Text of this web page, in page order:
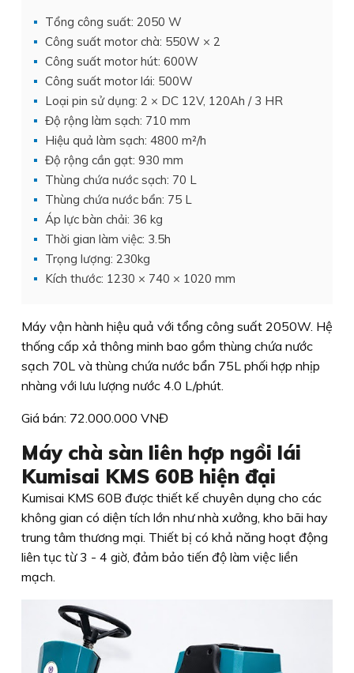
Tổng công suất: 2050 W
Công suất motor chà: 550W × 2
Công suất motor hút: 600W
Công suất motor lái: 500W
Loại pin sử dụng: 2 × DC 12V, 120Ah / 3 HR
Độ rộng làm sạch: 710 mm
Hiệu quả làm sạch: 4800 m²/h
Độ rộng cần gạt: 930 mm
Thùng chứa nước sạch: 70 L
Thùng chứa nước bẩn: 75 L
Áp lực bàn chải: 36 kg
Thời gian làm việc: 3.5h
Trọng lượng: 230kg
Kích thước: 1230 × 740 × 1020 mm
Máy vận hành hiệu quả với tổng công suất 2050W. Hệ
thống cấp xả thông minh bao gồm thùng chứa nước
sạch 70L và thùng chứa nước bẩn 75L phối hợp nhịp
nhàng với lưu lượng nước 4.0 L/phút.
Giá bán: 72.000.000 VNĐ
Máy chà sàn liên hợp ngồi lái
Kumisai KMS 60B hiện đại
Kumisai KMS 60B được thiết kế chuyên dụng cho các
không gian có diện tích lớn như nhà xưởng, kho bãi hay
trung tâm thương mại. Thiết bị có khả năng hoạt động
liên tục từ 3 - 4 giờ, đảm bảo tiến độ làm việc liền
mạch.